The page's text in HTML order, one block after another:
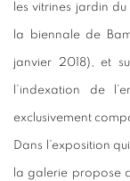
les vitrines jardin
la biennale de
janvier 2018), et
l’indexation de
exclusivement
Dans l’exposition
la galerie propose